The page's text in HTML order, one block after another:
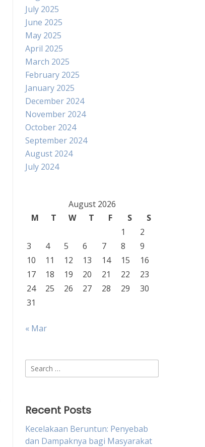
July 2025
June 2025
May 2025
April 2025
March 2025
February 2025
January 2025
December 2024
November 2024
October 2024
September 2024
August 2024
July 2024
August 2026
M
T W T F S
S
1
2
3
4 5 6 7 8
9
10
11 12 13 14 15
16
17
18 19 20 21 22
23
24
25 26 27 28 29
30
31
« Mar
Search
for:
Recent Posts
Kecelakaan Beruntun: Penyebab
dan Dampaknya bagi Masyarakat